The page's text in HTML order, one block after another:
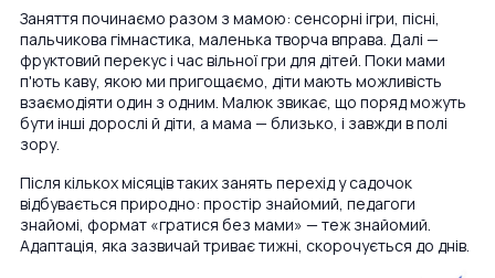
Заняття починаємо разом з мамою: сенсорні ігри, пісні,
пальчикова гімнастика, маленька творча вправа. Далі —
фруктовий перекус і час вільної гри для дітей. Поки мами
п'ють каву, якою ми пригощаємо, діти мають можливість
взаємодіяти один з одним. Малюк звикає, що поряд можуть
бути інші дорослі й діти, а мама — близько, і завжди в полі
зору.
Після кількох місяців таких занять перехід у садочок
відбувається природно: простір знайомий, педагоги
знайомі, формат «гратися без мами» — теж знайомий.
Адаптація, яка зазвичай триває тижні, скорочується до днів.